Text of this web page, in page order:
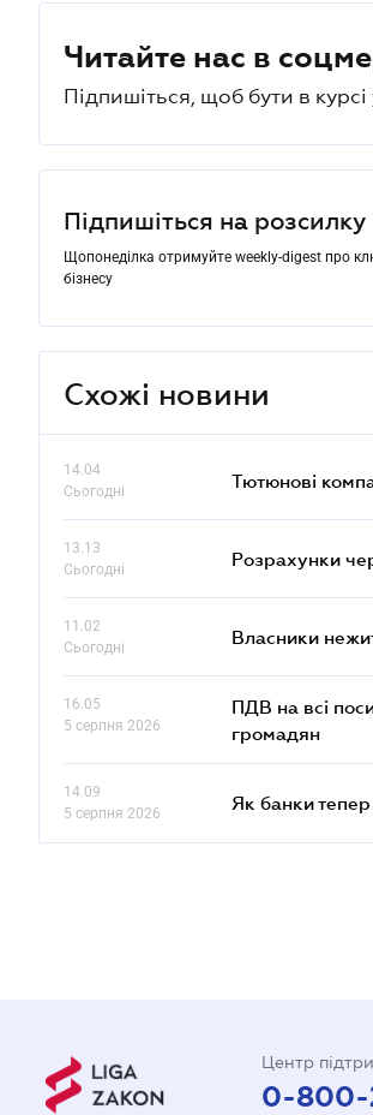
Читайте нас в
Підпишіться, щоб бути в курсі
Підпишіться на розсилку
Щопонеділка отримуйте weekly-digest про
бізнесу
Схожі новини
14.04
Сьогодні
Тютюнові
13.13
Сьогодні
Розрахунки
11.02
Сьогодні
Власники
16.05
5 серпня 2026
ПДВ на всі
громадян
14.09
5 серпня 2026
Як банки
Центр
0-800-